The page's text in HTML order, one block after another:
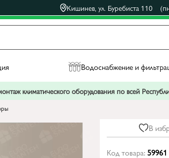
Кишинев, ул. Буребиста 110
Водоснабжение и
климатического оборудования по всей
В
Код товара:59961